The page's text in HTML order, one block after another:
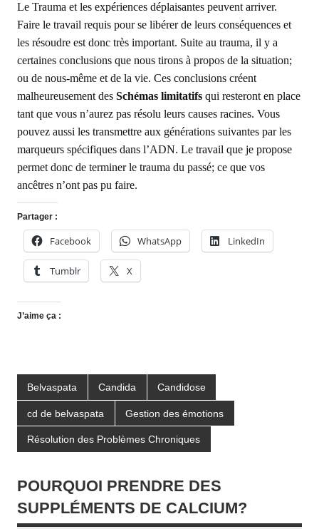
Le Trauma et les expériences déplaisantes peuvent arriver.
Faire le travail requis pour se libérer de leurs conséquences et
les résoudre est donc très important. Suite au trauma, il y a
certaines conclusions que nous tirons à propos de la situation;
ou de nous-même et de la vie. Ces conclusions créent
malheureusement des Schémas limitatifs qui resteront en place
tant que vous n’aurez pas résolu leurs causes racines. Vous
pouvez aussi les transmettre aux générations suivantes par les
marqueurs spécifiques dans l’ADN. Le travail que je propose
permet donc de terminer le trauma du passé; ce que vos
ancêtres n’ont pas pu faire.
Partager :
Facebook WhatsApp LinkedIn
Tumblr X
J’aime ça :
Belvaspata Candida Candidose
cd de belvaspata Gestion des émotions
Résolution des Problèmes Chroniques
POURQUOI PRENDRE DES
SUPPLÉMENTS DE CALCIUM?